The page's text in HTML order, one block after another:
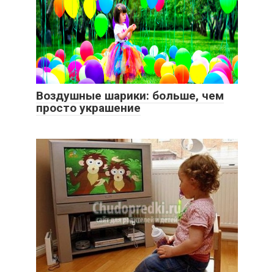
Воздушные шарики: больше, чем
просто украшение